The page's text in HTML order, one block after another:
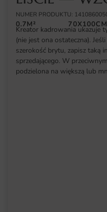
NUMER PRODUKTU:
0.7M² 70X100CM
Kreator kadrowania ukazuje
(nie jest ona ostateczna).
szerokość brytu, zapisz taką
sprzedającego. W
podzielona na większą lub